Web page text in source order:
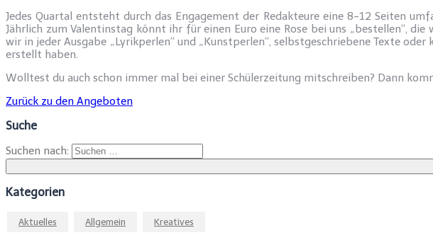
Jedes Quartal entsteht durch das Engagement der Redakteure eine 8-12 Seiten
Jährlich zum Valentinstag könnt ihr für einen Euro eine Rose bei uns „bestellen“,
wir in jeder Ausgabe „Lyrikperlen“ und „Kunstperlen“, selbstgeschriebene Texte
erstellt haben.
Wolltest du auch schon immer mal bei einer Schülerzeitung mitschreiben? Dann
Zurück zu den Angeboten
Suche
Suchen nach:
Kategorien
Aktuelles Allgemein Kreatives